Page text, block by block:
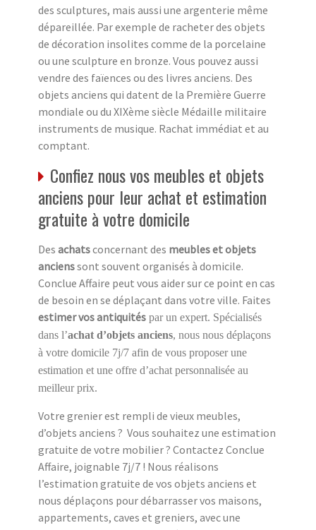
des sculptures, mais aussi une argenterie même
dépareillée. Par exemple de racheter des objets
de décoration insolites comme de la porcelaine
ou une sculpture en bronze. Vous pouvez aussi
vendre des faïences ou des livres anciens. Des
objets anciens qui datent de la Première Guerre
mondiale ou du XIXème siècle Médaille militaire
instruments de musique. Rachat immédiat et au
comptant.
Confiez nous vos meubles et objets
anciens pour leur achat et estimation
gratuite à votre domicile
Des achatsconcernant des meubles et objets
ancienssont souvent organisés à domicile.
Conclue Affaire peut vous aider sur ce point en cas
de besoin en se déplaçant dans votre ville. Faites
estimer vos antiquités par un expert. Spécialisés
dans l’achat d’objets anciens, nous nous déplaçons
à votre domicile 7j/7 afin de vous proposer une
estimation et une offre d’achat personnalisée au
meilleur prix.
Votre grenier est rempli de vieux meubles,
d’objets anciens ? Vous souhaitez une estimation
gratuite de votre mobilier ? Contactez Conclue
Affaire, joignable 7j/7 ! Nous réalisons
l’estimation gratuite de vos objets anciens et
nous déplaçons pour débarrasser vos maisons,
appartements, caves et greniers, avec une